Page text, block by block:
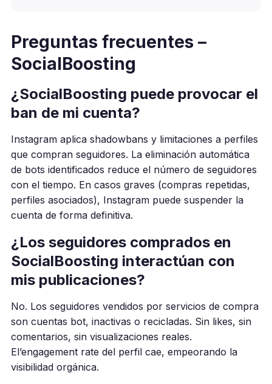
Preguntas frecuentes –
SocialBoosting
¿SocialBoosting puede provocar el
ban de mi cuenta?
Instagram aplica shadowbans y limitaciones a perfiles
que compran seguidores. La eliminación automática
de bots identificados reduce el número de seguidores
con el tiempo. En casos graves (compras repetidas,
perfiles asociados), Instagram puede suspender la
cuenta de forma definitiva.
¿Los seguidores comprados en
SocialBoosting interactúan con
mis publicaciones?
No. Los seguidores vendidos por servicios de compra
son cuentas bot, inactivas o recicladas. Sin likes, sin
comentarios, sin visualizaciones reales.
El’engagement rate del perfil cae, empeorando la
visibilidad orgánica.